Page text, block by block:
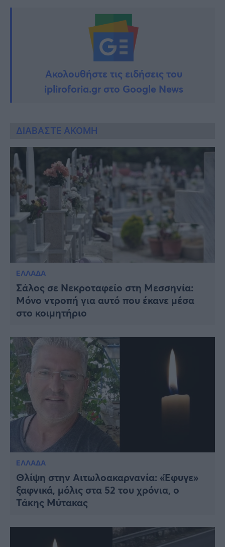
Ακολουθήστε τις ειδήσεις του
ipliroforia.gr στο Google News
ΔΙΑΒΑΣΤΕ ΑΚΟΜΗ
ΕΛΛΑΔΑ
Σάλος σε Νεκροταφείο στη Μεσσηνία:
Μόνο ντροπή για αυτό που έκανε μέσα
στο κοιμητήριο
ΕΛΛΑΔΑ
Θλίψη στην Αιτωλοακαρνανία: «Έφυγε»
ξαφνικά, μόλις στα 52 του χρόνια, ο
Τάκης Μύτακας